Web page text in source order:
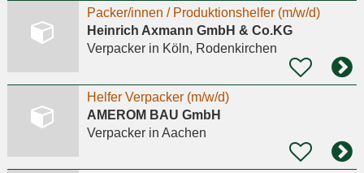
Packer/innen / Produktionshelfer (m/w/d)
Heinrich Axmann GmbH & Co.KG
Verpackerin Köln, Rodenkirchen
Helfer Verpacker (m/w/d)
AMEROM BAU GmbH
Verpackerin Aachen